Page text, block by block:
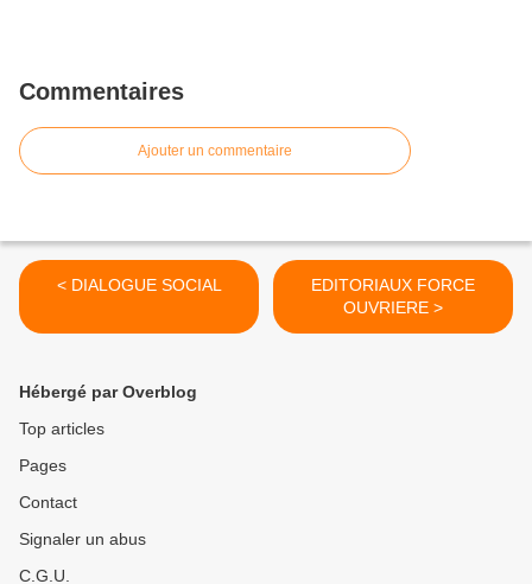
Commentaires
Ajouter un commentaire
< DIALOGUE SOCIAL
EDITORIAUX FORCE
OUVRIERE >
Hébergé par Overblog
Top articles
Pages
Contact
Signaler un abus
C.G.U.